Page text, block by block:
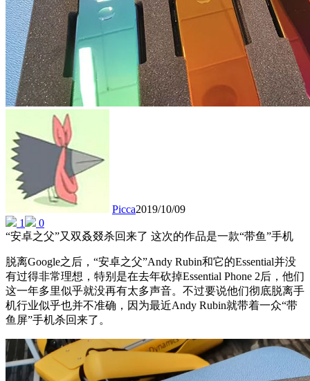
Picca2019/10/09
1
0
“安卓之父”又双叒叕杀回来了 这次的作品是一款“带鱼”手机
脱离Google之后，“安卓之父”Andy Rubin和它的Essential并没
有过得非常理想，特别是在去年砍掉Essential Phone 2后，他们
这一年多里似乎就没再有太多声音。不过要说他们彻底脱离手
机行业似乎也并不准确，因为最近Andy Rubin就带着一众“带
鱼屏”手机杀回来了。